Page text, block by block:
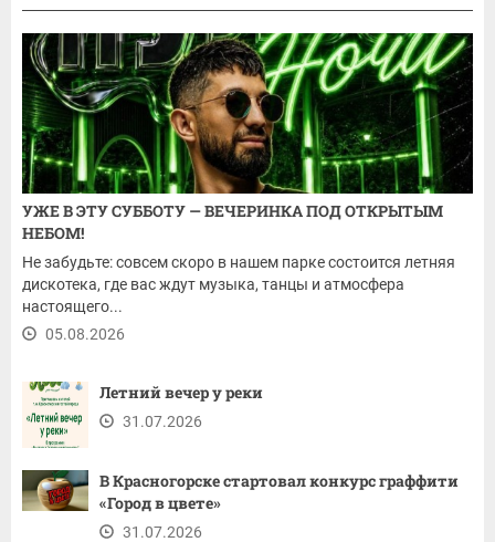
УЖЕ В ЭТУ СУББОТУ — ВЕЧЕРИНКА ПОД ОТКРЫТЫМ
НЕБОМ!
Не забудьте: совсем скоро в нашем парке состоится летняя
дискотека, где вас ждут музыка, танцы и атмосфера
настоящего...
05.08.2026
Летний вечер у реки
31.07.2026
В Красногорске стартовал конкурс граффити
«Город в цвете»
31.07.2026